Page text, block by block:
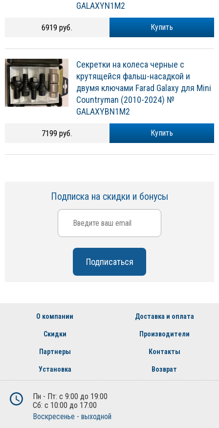
GALAXYN1M2
Купить
6919 руб.
Секретки на колеса черные с
крутящейся фальш-насадкой и
двумя ключами Farad Galaxy для Mini
Countryman (2010-2024) №
GALAXYBN1M2
Купить
7199 руб.
Подписка на скидки и бонусы
О компании Доставка и оплата
Скидки Производители
Партнеры Контакты
Установка Возврат
Пн - Пт: с 9:00 до 19:00
Сб: с 10:00 до 17:00
Воскресенье - выходной